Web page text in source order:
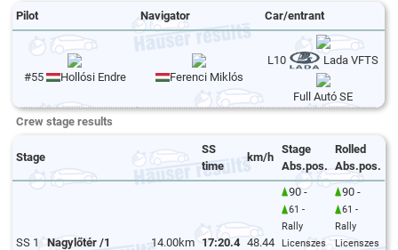
Pilot Navigator Car/entrant
#55 Hollósi Endre Ferenci Miklós
L10 Lada VFTS
Full Autó SE
Crew stage results
Stage
SS
time
km/h
Stage
Abs.pos.
Rolled
Abs.pos.
SS 1 Nagylőtér /1 14.00km 17:20.4 48.44
90 -
61 -
Rally
Licenszes
90 -
61 -
Rally
Licenszes